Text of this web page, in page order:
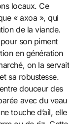
locaux. Ce
« axoa », qui
de la viande.
son piment
en génération
on la servait
sa robustesse.
douceur des
avec du veau
touche d’ail, elle